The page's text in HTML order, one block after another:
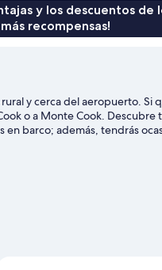
y los descuentos de
recompensas!
y cerca del aeropuerto. Si
o a Monte Cook. Descubre
en barco; además, tendrás
o en bicicleta o la escalada